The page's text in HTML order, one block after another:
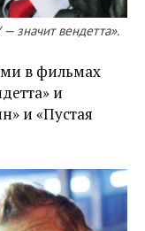
значит вендетта».
в фильмах
и
и «Пустая